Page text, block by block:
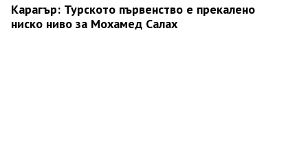
Карагър: Турското първенство е прекалено
ниско ниво за Мохамед Салах